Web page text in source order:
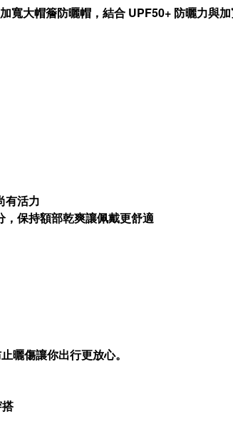
寬大帽簷防曬帽，結合 UPF50+ 防曬力與
有活力
保持額部乾爽讓佩戴更舒適
曬傷讓你出行更放心。